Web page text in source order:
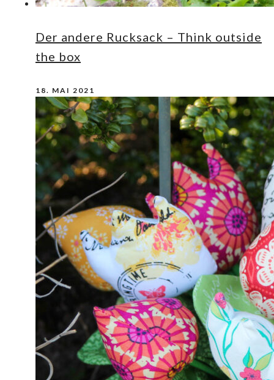
Der andere Rucksack – Think outside
the box
18. MAI 2021